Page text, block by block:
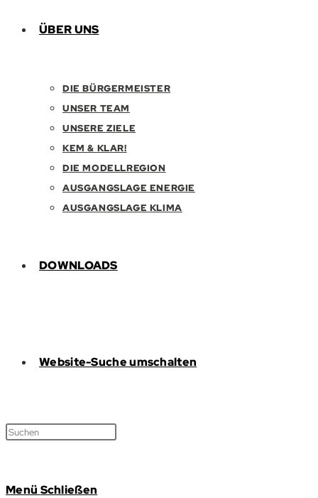
ÜBER UNS
DIE BÜRGERMEISTER
UNSER TEAM
UNSERE ZIELE
KEM & KLAR!
DIE MODELLREGION
AUSGANGSLAGE ENERGIE
AUSGANGSLAGE KLIMA
DOWNLOADS
Website-Suche umschalten
Menü Schließen